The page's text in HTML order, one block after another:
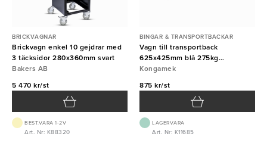
BRICKVAGNAR
Brickvagn enkel 10 gejdrar med
3 täcksidor 280x360mm svart
Bakers AB
5 470 kr/st
BEST.VARA 1-2V
Art. Nr: K88320
BINGAR & TRANSPORTBACKAR
Vagn till transportback
625x425mm blå 275kg
Kongamek
Kongamek
875 kr/st
LAGERVARA
Art. Nr: K11685